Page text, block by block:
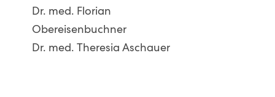
Dr. med. Florian
Obereisenbuchner
Dr. med. Theresia Aschauer